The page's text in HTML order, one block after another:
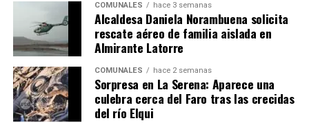
COMUNALES hace 3 semanas
Alcaldesa Daniela Norambuena solicita
rescate aéreo de familia aislada en
Almirante Latorre
COMUNALES hace 2 semanas
Sorpresa en La Serena: Aparece una
culebra cerca del Faro tras las crecidas
del río Elqui